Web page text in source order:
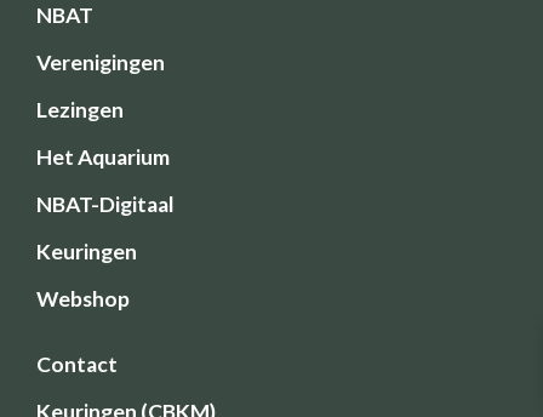
NBAT
Verenigingen
Lezingen
Het Aquarium
NBAT-Digitaal
Keuringen
Webshop
Contact